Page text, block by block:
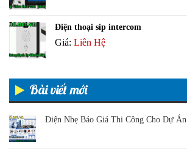
Điện thoại sip intercom
Giá: Liên Hệ
Bài viết mới
Điện Nhẹ Báo Giá Thi Công Cho Dự Án